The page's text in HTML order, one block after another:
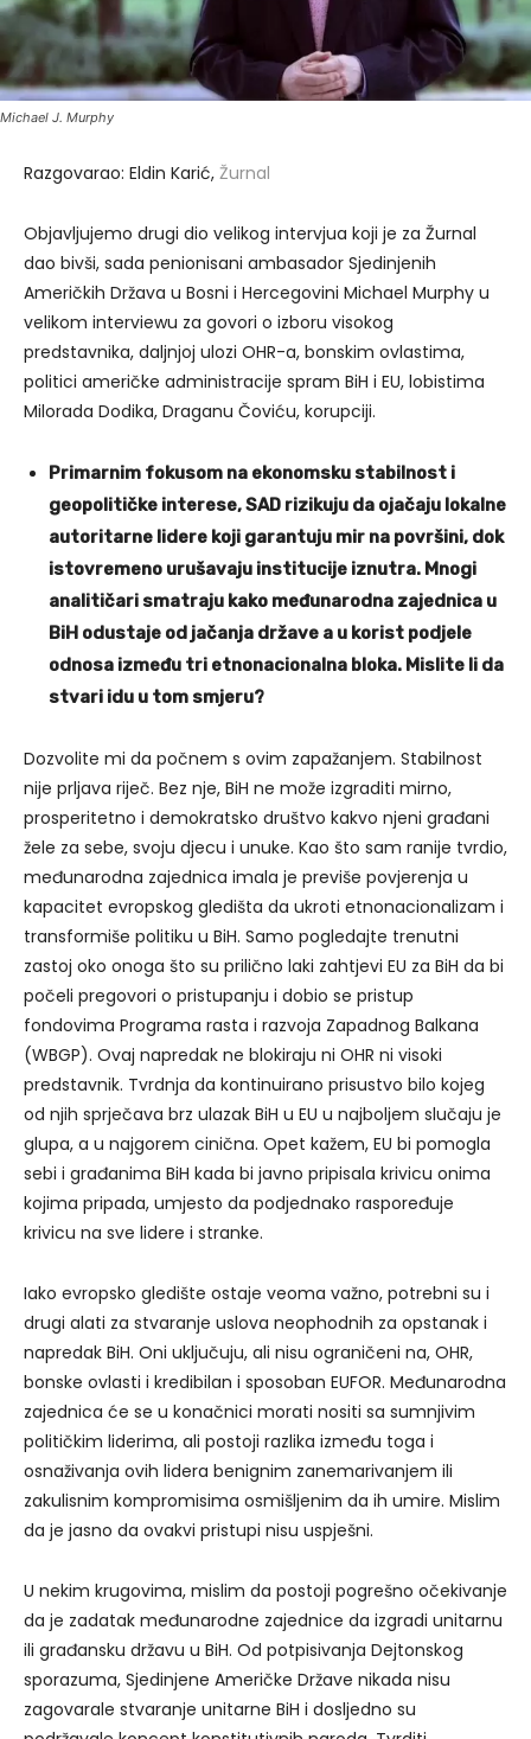
Michael J. Murphy
Razgovarao: Eldin Karić, Žurnal
Objavljujemo drugi dio velikog intervjua koji je za Žurnal
dao bivši, sada penionisani ambasador Sjedinjenih
Američkih Država u Bosni i Hercegovini Michael Murphy u
velikom interviewu za govori o izboru visokog
predstavnika, daljnjoj ulozi OHR-a, bonskim ovlastima,
politici američke administracije spram BiH i EU, lobistima
Milorada Dodika, Draganu Čoviću, korupciji.
Primarnim fokusom na ekonomsku stabilnost i
geopolitičke interese, SAD rizikuju da ojačaju lokalne
autoritarne lidere koji garantuju mir na površini, dok
istovremeno urušavaju institucije iznutra. Mnogi
analitičari smatraju kako međunarodna zajednica u
BiH odustaje od jačanja države a u korist podjele
odnosa između tri etnonacionalna bloka. Mislite li da
stvari idu u tom smjeru?
Dozvolite mi da počnem s ovim zapažanjem. Stabilnost
nije prljava riječ. Bez nje, BiH ne može izgraditi mirno,
prosperitetno i demokratsko društvo kakvo njeni građani
žele za sebe, svoju djecu i unuke. Kao što sam ranije tvrdio,
međunarodna zajednica imala je previše povjerenja u
kapacitet evropskog gledišta da ukroti etnonacionalizam i
transformiše politiku u BiH. Samo pogledajte trenutni
zastoj oko onoga što su prilično laki zahtjevi EU za BiH da bi
počeli pregovori o pristupanju i dobio se pristup
fondovima Programa rasta i razvoja Zapadnog Balkana
(WBGP). Ovaj napredak ne blokiraju ni OHR ni visoki
predstavnik. Tvrdnja da kontinuirano prisustvo bilo kojeg
od njih sprječava brz ulazak BiH u EU u najboljem slučaju je
glupa, a u najgorem cinična. Opet kažem, EU bi pomogla
sebi i građanima BiH kada bi javno pripisala krivicu onima
kojima pripada, umjesto da podjednako raspoređuje
krivicu na sve lidere i stranke.
Iako evropsko gledište ostaje veoma važno, potrebni su i
drugi alati za stvaranje uslova neophodnih za opstanak i
napredak BiH. Oni uključuju, ali nisu ograničeni na, OHR,
bonske ovlasti i kredibilan i sposoban EUFOR. Međunarodna
zajednica će se u konačnici morati nositi sa sumnjivim
političkim liderima, ali postoji razlika između toga i
osnaživanja ovih lidera benignim zanemarivanjem ili
zakulisnim kompromisima osmišljenim da ih umire. Mislim
da je jasno da ovakvi pristupi nisu uspješni.
U nekim krugovima, mislim da postoji pogrešno očekivanje
da je zadatak međunarodne zajednice da izgradi unitarnu
ili građansku državu u BiH. Od potpisivanja Dejtonskog
sporazuma, Sjedinjene Američke Države nikada nisu
zagovarale stvaranje unitarne BiH i dosljedno su